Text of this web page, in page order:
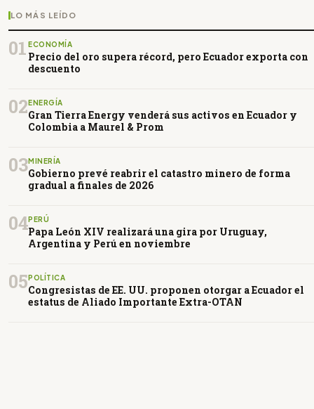
LO MÁS LEÍDO
01 ECONOMÍA
Precio del oro supera récord, pero Ecuador exporta con
descuento
02 ENERGÍA
Gran Tierra Energy venderá sus activos en Ecuador y
Colombia a Maurel & Prom
03MINERÍA
Gobierno prevé reabrir el catastro minero de forma
gradual a finales de 2026
04PERÚ
Papa León XIV realizará una gira por Uruguay,
Argentina y Perú en noviembre
05 POLÍTICA
Congresistas de EE. UU. proponen otorgar a Ecuador el
estatus de Aliado Importante Extra-OTAN